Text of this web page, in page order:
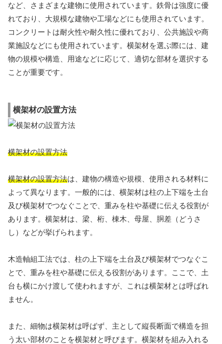
など、さまざまな建物に使用されています。鉄骨は強度に優
れており、大規模な建物や工場などにも使用されています。
コンクリートは耐火性や耐久性に優れており、公共施設や商
業施設などにも使用されています。横架材を選ぶ際には、建
物の規模や構造、用途などに応じて、適切な部材を選択する
ことが重要です。
横架材の設置方法
横架材の設置方法
横架材の設置方法は、建物の構造や規模、使用される材料に
よって異なります。一般的には、横架材は柱の上下端を土台
及び横架材でつなぐことで、重みを柱や基礎に伝える役割が
あります。横架材は、梁、桁、棟木、母屋、胴差（どうさ
し）などが挙げられます。
木造軸組工法では、柱の上下端を土台及び横架材でつなぐこ
とで、重みを柱や基礎に伝える役割があります。ここで、土
台も横にかけ渡して使われますが、これは横架材とは呼ばれ
ません。
また、細物は横架材は呼ばず、主として縦長断面で構造を担
う太い部材のことを横架材と呼びます。横架材を組み入れる